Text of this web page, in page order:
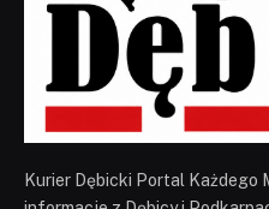
Kurier Dębicki Portal Każdego